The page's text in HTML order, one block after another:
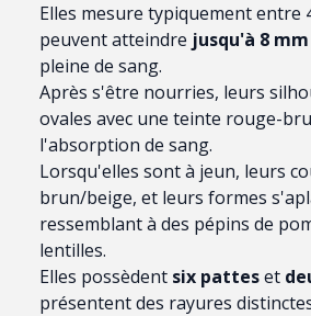
Elles mesure typiquemententre
peuvent atteindre jusqu'à 8 mm
pleine de sang.
Après s'être nourries, leurs
ovales avec une teinte rouge-
l'absorption de sang.
Lorsqu'elles sont à jeun, leurs
brun/beige, et leurs formes
ressemblant à des pépins de
lentilles.
Elles possèdent six patteset
présentent des rayures